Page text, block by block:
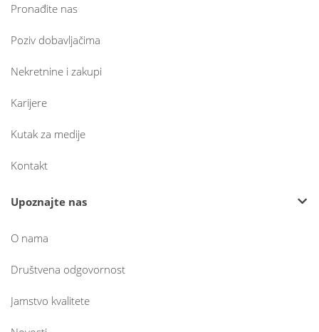
Pronađite nas
Poziv dobavljačima
Nekretnine i zakupi
Karijere
Kutak za medije
Kontakt
Upoznajte nas
O nama
Društvena odgovornost
Jamstvo kvalitete